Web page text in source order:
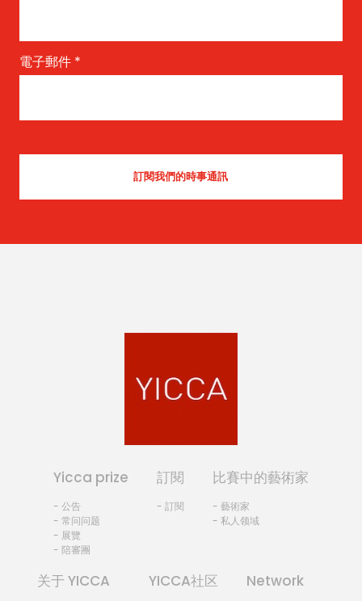
電子郵件 *
Yicca prize
- 公告
- 常问问题
- 展覽
- 陪審團
訂閱
- 訂閱
比賽中的藝術家
- 藝術家
- 私人领域
关于 YICCA YICCA社区 Network